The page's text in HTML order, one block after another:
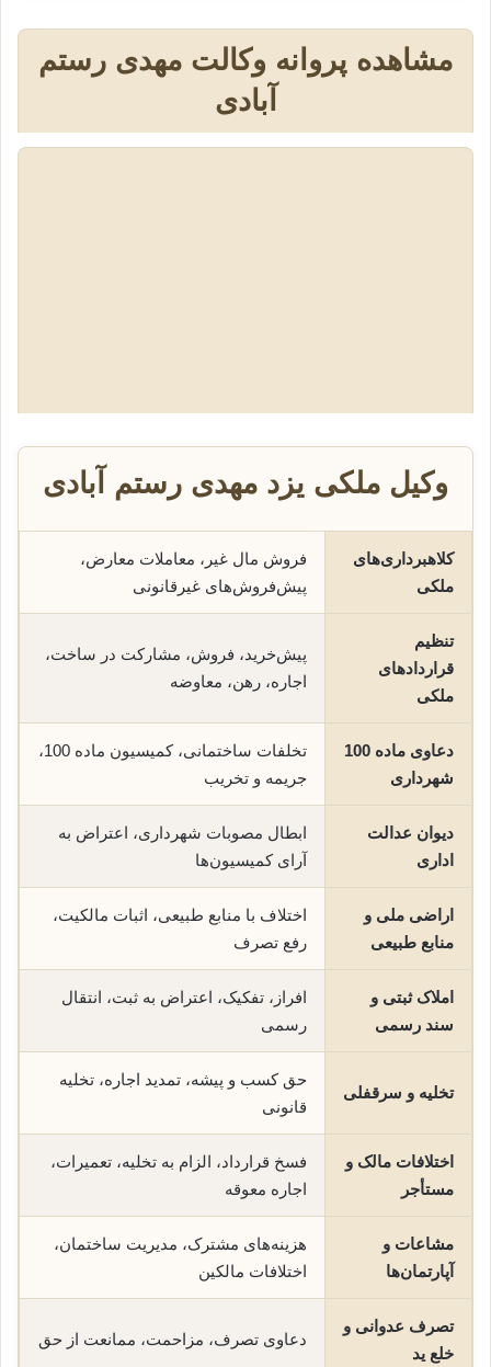
مشاهده پروانه وکالت مهدی رستم
آبادی
وکیل ملکی یزد مهدی رستم آبادی
کلاهبرداری‌های
ملکی
فروش مال غیر، معاملات معارض،
پیش‌فروش‌های غیرقانونی
تنظیم
قراردادهای
ملکی
پیش‌خرید، فروش، مشارکت در ساخت،
اجاره، رهن، معاوضه
دعاوی ماده 100
شهرداری
تخلفات ساختمانی، کمیسیون ماده 100،
جریمه و تخریب
دیوان عدالت
اداری
ابطال مصوبات شهرداری، اعتراض به
آرای کمیسیون‌ها
اراضی ملی و
منابع طبیعی
اختلاف با منابع طبیعی، اثبات مالکیت،
رفع تصرف
املاک ثبتی و
سند رسمی
افراز، تفکیک، اعتراض به ثبت، انتقال
رسمی
تخلیه و سرقفلی
حق کسب و پیشه، تمدید اجاره، تخلیه
قانونی
اختلافات مالک و
مستأجر
فسخ قرارداد، الزام به تخلیه، تعمیرات،
اجاره معوقه
مشاعات و
آپارتمان‌ها
هزینه‌های مشترک، مدیریت ساختمان،
اختلافات مالکین
تصرف عدوانی و
خلع ید
دعاوی تصرف، مزاحمت، ممانعت از حق